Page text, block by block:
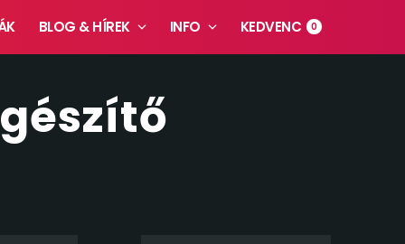
BLOG & HÍREK INFO KEDVENC 0